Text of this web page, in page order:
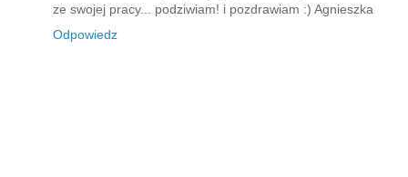
ze swojej pracy... podziwiam! i pozdrawiam :) Agnieszka
Odpowiedz